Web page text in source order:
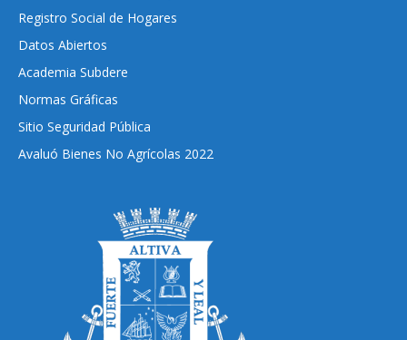
Registro Social de Hogares
Datos Abiertos
Academia Subdere
Normas Gráficas
Sitio Seguridad Pública
Avaluó Bienes No Agrícolas 2022